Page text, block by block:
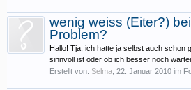
wenig weiss (Eiter?)
Problem?
Hallo! Tja, ich hatte ja selbst auch schon
sinnvoll ist oder ob ich besser noch
Erstellt von: Selma 22. Januar 2010 im